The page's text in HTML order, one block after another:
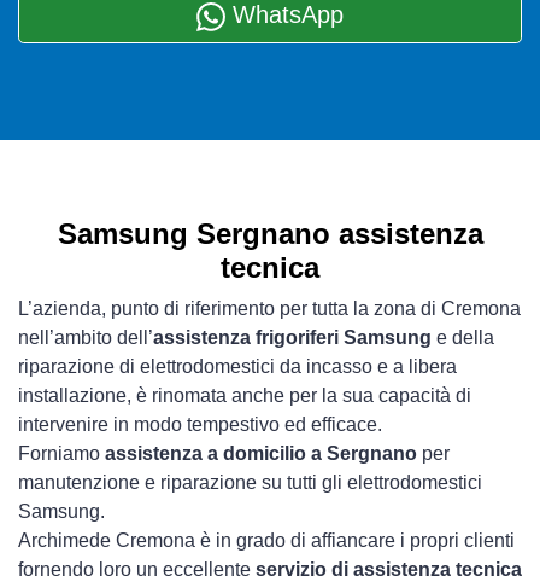
WhatsApp
Samsung Sergnano assistenza
tecnica
L’azienda, punto di riferimento per tutta la zona di Cremona
nell’ambito dell’assistenza frigoriferi Samsung e della
riparazione di elettrodomestici da incasso e a libera
installazione, è rinomata anche per la sua capacità di
intervenire in modo tempestivo ed efficace.
Forniamo assistenza a domicilio a Sergnano per
manutenzione e riparazione su tutti gli elettrodomestici
Samsung.
Archimede Cremona è in grado di affiancare i propri clienti
fornendo loro un eccellente servizio di assistenza tecnica